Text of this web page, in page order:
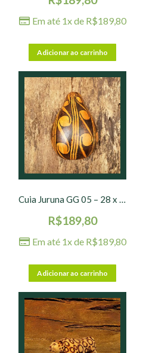
Em até 1x de R$189,80
Adicionar ao carrinho
Cuia Juruna GG 05 – 28 x 18 x 10 cm
R$189,80
Em até 1x de R$189,80
Adicionar ao carrinho